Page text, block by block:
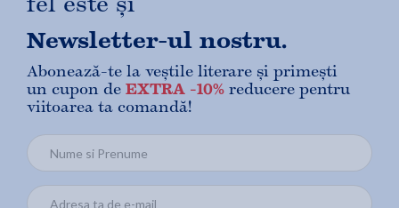
Newsletter-ul nostru.
Abonează-te la veștile literare și primești
un cupon de EXTRA -10% reducere pentru
viitoarea ta comandă!